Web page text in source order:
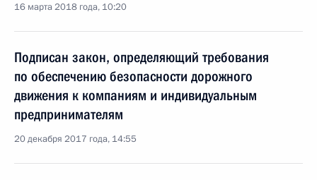
16 марта 2018 года, 10:20
Подписан закон, определяющий требования
по обеспечению безопасности дорожного
движения к компаниям и индивидуальным
предпринимателям
20 декабря 2017 года, 14:55